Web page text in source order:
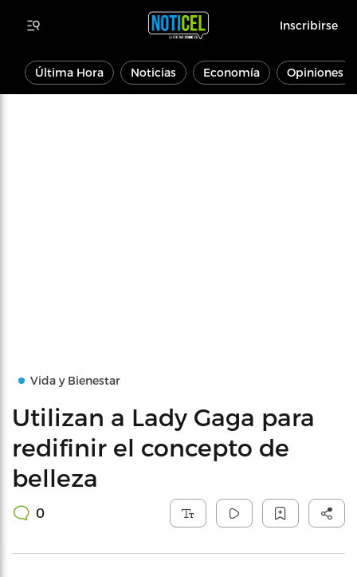
Inscribirse
Última Hora Noticias Economía Opiniones
Vida y Bienestar
Utilizan a Lady Gaga para
redifinir el concepto de
belleza
0